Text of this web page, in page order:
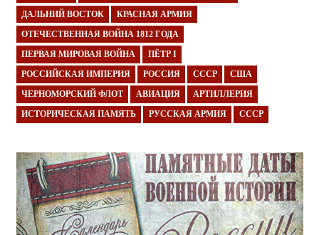
ДАЛЬНИЙ ВОСТОК КРАСНАЯ АРМИЯ
ОТЕЧЕСТВЕННАЯ ВОЙНА 1812 ГОДА
ПЕРВАЯ МИРОВАЯ ВОЙНА ПЁТР I
РОССИЙСКАЯ ИМПЕРИЯ РОССИЯ СССР США
ЧЕРНОМОРСКИЙ ФЛОТ АВИАЦИЯ АРТИЛЛЕРИЯ
ИСТОРИЧЕСКАЯ ПАМЯТЬ РУССКАЯ АРМИЯ СССР